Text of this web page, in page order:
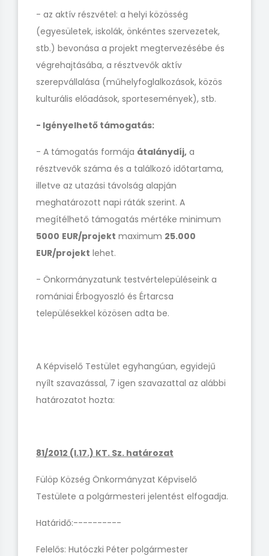
- az aktív részvétel: a helyi közösség
(egyesületek, iskolák, önkéntes szervezetek,
stb.) bevonása a projekt megtervezésébe és
végrehajtásába, a résztvevők aktív
szerepvállalása (műhelyfoglalkozások, közös
kulturális előadások, sportesemények), stb.
- Igényelhető támogatás:
- A támogatás formája átalánydíj, a
résztvevők száma és a találkozó időtartama,
illetve az utazási távolság alapján
meghatározott napi ráták szerint. A
megítélhető támogatás mértéke minimum
5000 EUR/projekt maximum 25.000
EUR/projekt lehet.
- Önkormányzatunk testvértelepüléseink a
romániai Érbogyoszló és Értarcsa
településekkel közösen adta be.
A Képviselő Testület egyhangúan, egyidejű
nyílt szavazással, 7 igen szavazattal az alábbi
határozatot hozta:
81/2012 (I.17.) KT. Sz. határozat
Fülöp Község Önkormányzat Képviselő
Testülete a polgármesteri jelentést elfogadja.
Határidő:----------
Felelős: Hutóczki Péter polgármester